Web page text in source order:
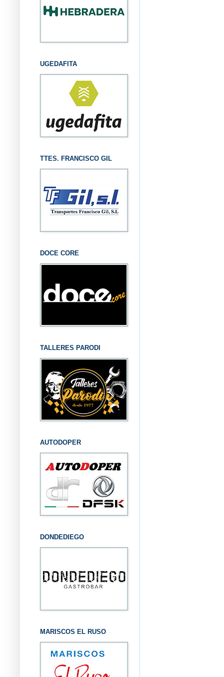
UGEDAFITA
TTES. FRANCISCO GIL
DOCE CORE
TALLERES PARODI
AUTODOPER
DONDEDIEGO
MARISCOS EL RUSO